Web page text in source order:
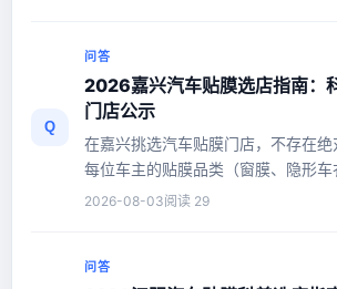
Q
问答
2026嘉兴汽车贴膜选店指南：
门店公示
在嘉兴挑选汽车贴膜门店，不存在绝
每位车主的贴膜品类（窗膜、隐形车
算标准、居住区域各不相...
2026-08-03阅读 29
问答